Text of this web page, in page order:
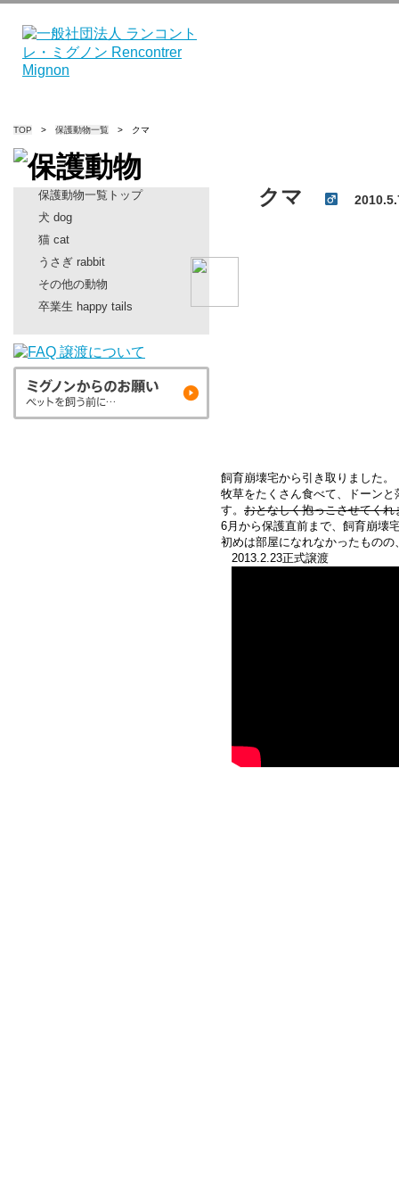
TOP > 保護動物一覧 > クマ
保護動物一覧トップ
犬 dog
猫 cat
うさぎ rabbit
その他の動物
卒業生 happy tails
クマ
飼育崩壊宅から引き取りました。
牧草をたくさん食べて、ドーン
す。 おとなしく抱っこさせてくれ
6月から保護直前まで、飼育崩壊
初めは部屋になれなかったもの
2013.2.23正式譲渡